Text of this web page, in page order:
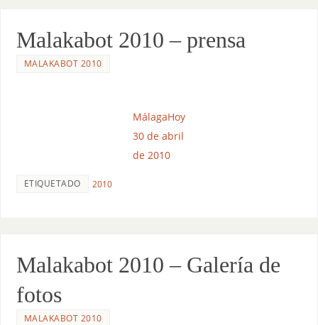
Malakabot 2010 – prensa
MALAKABOT 2010
MálagaHoy
30 de abril
de 2010
ETIQUETADO 2010
Malakabot 2010 – Galería de
fotos
MALAKABOT 2010